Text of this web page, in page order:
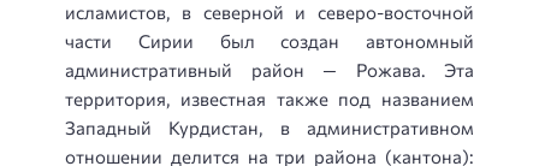
исламистов, в северной и северо-восточной
части Сирии был создан автономный
административный район — Рожава. Эта
территория, известная также под названием
Западный Курдистан, в административном
отношении делится на три района (кантона):